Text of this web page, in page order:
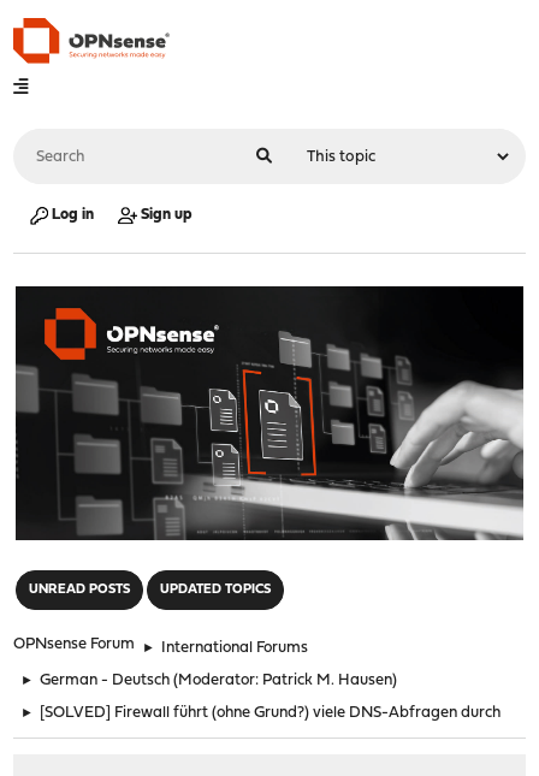
Log in Sign up
UNREAD POSTS UPDATED TOPICS
OPNsense Forum ► International Forums
► German - Deutsch (Moderator: Patrick M. Hausen)
► [SOLVED] Firewall führt (ohne Grund?) viele DNS-Abfragen durch